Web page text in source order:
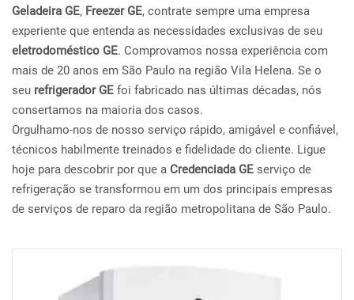
Geladeira GE, Freezer GE, contrate sempre uma empresa
experiente que entenda as necessidades exclusivas de seu
eletrodoméstico GE. Comprovamos nossa experiência com
mais de 20 anos em São Paulo na região Vila Helena. Se o
seu refrigerador GE foi fabricado nas últimas décadas, nós
consertamos na maioria dos casos.
Orgulhamo-nos de nosso serviço rápido, amigável e confiável,
técnicos habilmente treinados e fidelidade do cliente. Ligue
hoje para descobrir por que a Credenciada GE serviço de
refrigeração se transformou em um dos principais empresas
de serviços de reparo da região metropolitana de São Paulo.